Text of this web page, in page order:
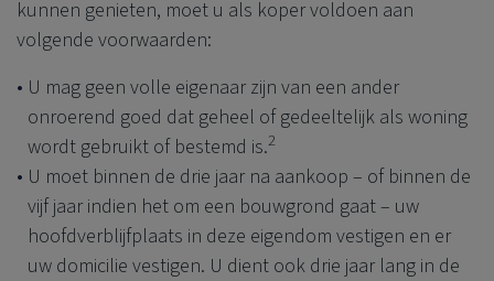
kunnen genieten, moet u als koper voldoen aan
volgende voorwaarden:
U mag geen volle eigenaar zijn van een ander
onroerend goed dat geheel of gedeeltelijk als woning
wordt gebruikt of bestemd is.2
U moet binnen de drie jaar na aankoop – of binnen de
vijf jaar indien het om een bouwgrond gaat – uw
hoofdverblijfplaats in deze eigendom vestigen en er
uw domicilie vestigen. U dient ook drie jaar lang in de